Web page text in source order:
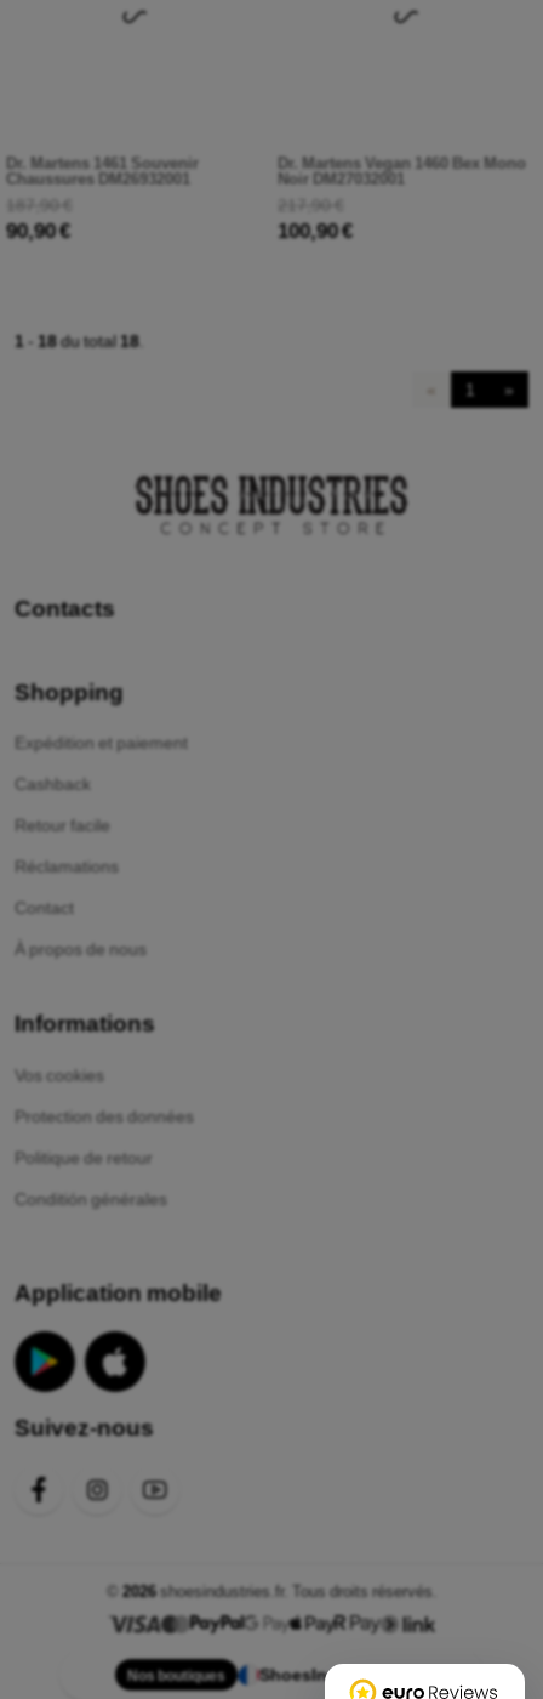
Dr. Martens 1461 Souvenir
Chaussures DM26932001
187,90 €
90,90 €
Dr. Martens Vegan 1460 Bex Mono
Noir DM27032001
217,90 €
100,90 €
1 - 18du total 18
1 »
Contacts
Shopping
Expédition et paiement
Cashback
Retour facile
Réclamations
Contact
À propos de nous
Informations
Vos cookies
Protection des données
Politique de retour
Conditión générales
Application mobile
Suivez-nous
2026shoesindustries.fr. Tous droits réservés.
Nos boutiques ShoesIndustries.fr